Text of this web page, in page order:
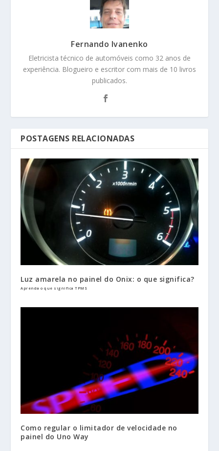
Fernando Ivanenko
Eletricista técnico de automóveis como 32 anos de
experiência. Blogueiro e escritor com mais de 10 livros
publicados.
POSTAGENS RELACIONADAS
Luz amarela no painel do Onix: o que significa?
Aprenda o que significa TPMS
Como regular o limitador de velocidade no
painel do Uno Way